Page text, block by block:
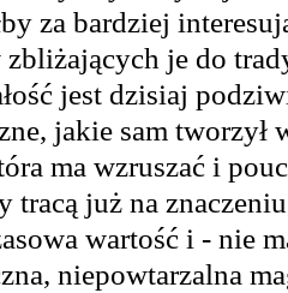
za bardziej
je do
jest dzisiaj
jakie sam
ma wzruszać i
tracą już na
wartość i - nie
niepowtarzalna